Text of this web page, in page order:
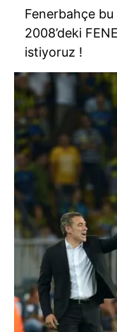
Fenerbahçe bu
2008’deki
istiyoruz !